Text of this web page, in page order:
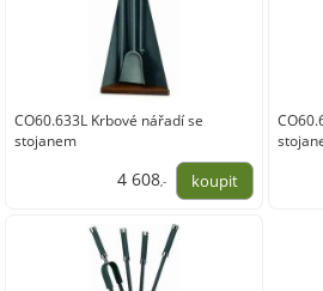
CO60.633L Krbové nářadí se
stojanem
4 608,-